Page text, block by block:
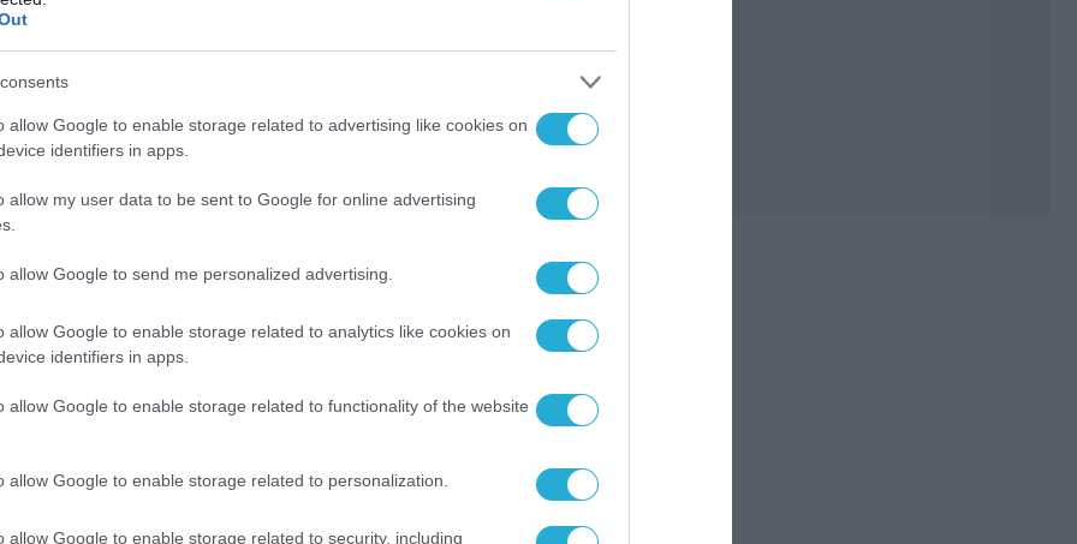
allow Google to enable storage related to advertising like cookies on
identifiers in apps.
allow my user data to be sent to Google for online advertising
allow Google to send me personalized advertising.
allow Google to enable storage related to analytics like cookies on
identifiers in apps.
allow Google to enable storage related to functionality of the website
allow Google to enable storage related to personalization.
allow Google to enable storage related to security, including
ο πρόεδρος (της Τουρκίας Ρετζέπ Ταγίπ)
αξιωματούχοι του αντιλαμβάνονται τη
ο εκπρόσωπος του Στέιτ Ντιπάρτμεντ.
την Ελλάδα σε αναγκαστικές συνομιλίες με
στέλνει η Ελλάδα πολεμικά πλοία προς
υφαλοκρηπίδας και δεν αντιδράει
το κάνει ποια θα είναι η αντίδραση των